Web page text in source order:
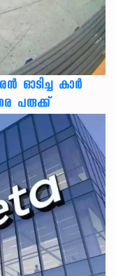
ഓടിച്ച കാര്‍
പരുക്ക്